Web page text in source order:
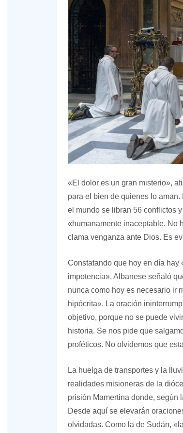
«El dolor es un gran misterio»,
para el bien de quienes lo
el mundo se libran 56 conflictos
«humanamente inaceptable. No
clama venganza ante Dios. Es
Constatando que hoy en día hay
impotencia», Albanese señaló
nunca como hoy es necesario ir
hipócrita». La oración
objetivo, porque no se puede
historia. Se nos pide que
proféticos. No olvidemos que
La huelga de transportes y la
realidades misioneras de la
prisión Mamertina donde, según
Desde aquí se elevarán
olvidadas. Como la de Sudán,